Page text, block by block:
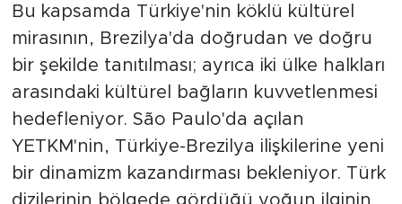
Bu kapsamda Türkiye'nin köklü kültürel
mirasının, Brezilya'da doğrudan ve doğru
bir şekilde tanıtılması; ayrıca iki ülke halkları
arasındaki kültürel bağların kuvvetlenmesi
hedefleniyor. São Paulo'da açılan
YETKM'nin, Türkiye-Brezilya ilişkilerine yeni
bir dinamizm kazandırması bekleniyor. Türk